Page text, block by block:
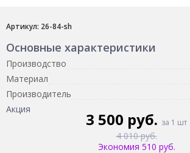
Артикул: 26-84-sh
Основные характеристики
Производство
Материал
Производитель
Акция
3 500 руб. за 1 шт
4 010 руб.
Экономия 510 руб.